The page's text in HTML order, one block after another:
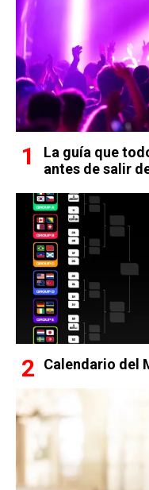
La guía que
antes de salir
Calendario del